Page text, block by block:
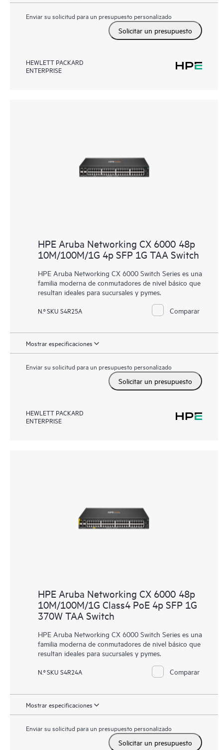
Enviar su solicitud para un presupuesto personalizado
Solicitar un presupuesto
HEWLETT PACKARD
ENTERPRISE
HPE Aruba Networking CX 6000 48p
10M/100M/1G 4p SFP 1G TAA Switch
HPE Aruba Networking CX 6000 Switch Series es una
familia moderna de conmutadores de nivel básico que
resultan ideales para sucursales y pymes.
N.º SKU S4R25A Comparar
Mostrar especificaciones
Enviar su solicitud para un presupuesto personalizado
Solicitar un presupuesto
HEWLETT PACKARD
ENTERPRISE
HPE Aruba Networking CX 6000 48p
10M/100M/1G Class4 PoE 4p SFP 1G
370W TAA Switch
HPE Aruba Networking CX 6000 Switch Series es una
familia moderna de conmutadores de nivel básico que
resultan ideales para sucursales y pymes.
N.º SKU S4R24A Comparar
Mostrar especificaciones
Enviar su solicitud para un presupuesto personalizado
Solicitar un presupuesto